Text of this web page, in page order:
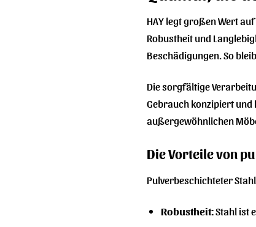
HAY legt großen Wert
Robustheit und
Beschädigungen. So
Die sorgfältige
Gebrauch konzipiert und
außergewöhnlichen
Die Vorteile von
Pulverbeschichteter
Robustheit:Stahl ist